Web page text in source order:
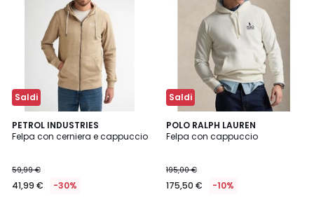
Saldi
PETROL INDUSTRIES
Felpa con cerniera e cappuccio
59,99 €
41,99 € -30%
5
/
Saldi
POLO RALPH LAUREN
Felpa con cappuccio
195,00 €
175,50 € -10%